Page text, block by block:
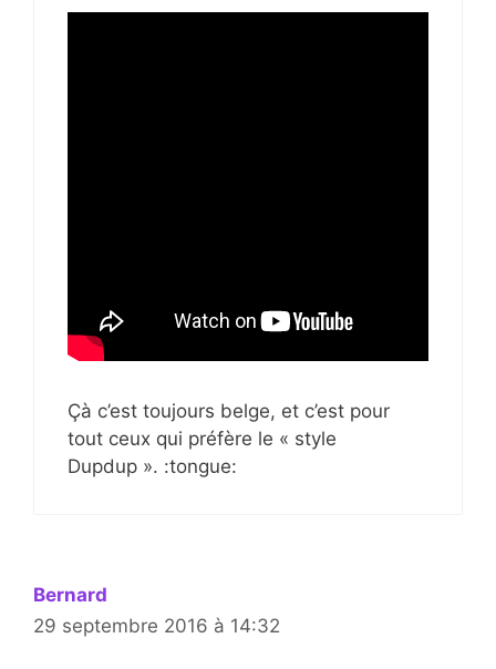
Çà c’est toujours belge, et c’est pour
tout ceux qui préfère le « style
Dupdup ». :tongue:
Bernard
29 septembre 2016 à 14:32